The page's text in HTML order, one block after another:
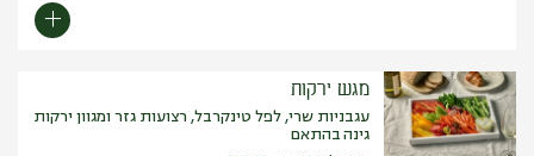
מגש ירקות
עגבניות שרי, לפל טינקרבל, רצועות גזר ומגוון ירקות
גינה בהתאם